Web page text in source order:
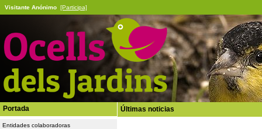
Visitante Anónimo [Participa]
Portada
Entidades colaboradoras
Últimas noticias